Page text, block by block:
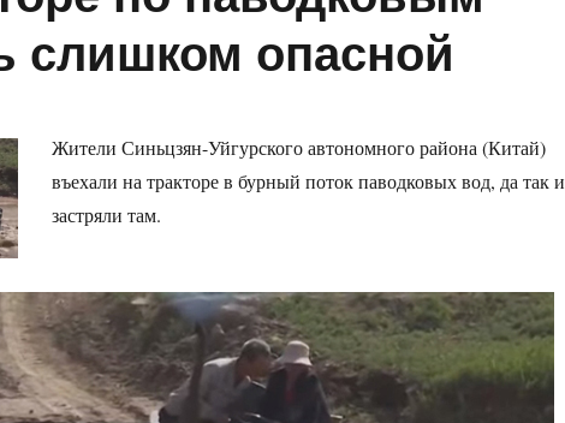
слишком опасной
Жители Синьцзян-Уйгурского автономного района (Китай)
въехали на тракторе в бурный поток паводковых вод, да так и
застряли там.